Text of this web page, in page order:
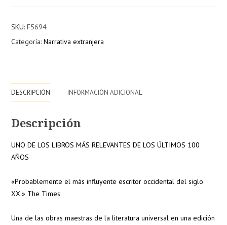
SKU:F5694
Categoría:Narrativa extranjera
DESCRIPCIÓN INFORMACIÓN ADICIONAL
Descripción
UNO DE LOS LIBROS MÁS RELEVANTES DE LOS ÚLTIMOS 100
AÑOS
«Probablemente el más influyente escritor occidental del siglo
XX.» The Times
Una de las obras maestras de la literatura universal en una edición